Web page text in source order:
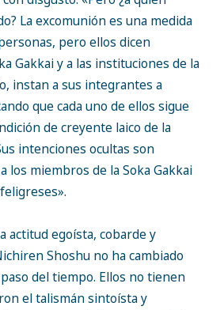
La excomunión es una medida
pero ellos dicen
Gakkai y a las instituciones de la
instan a sus integrantes a
que cada uno de ellos sigue
de creyente laico de la
intenciones ocultas son
los miembros de la Soka Gakkai
actitud egoísta, cobarde y
Shoshu no ha cambiado
del tiempo. Ellos no tienen
el talismán sintoísta y